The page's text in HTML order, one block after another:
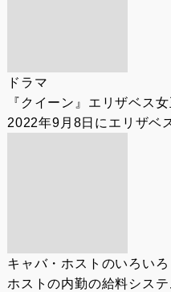
ドラマ
『クイーン』エリザベス
2022年9月8日にエリザベ
キャバ・ホストのいろいろ
ホストの内勤の給料シス